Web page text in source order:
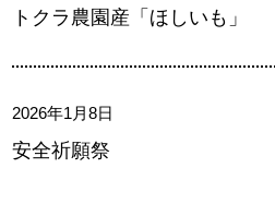
トクラ農園産「ほしいも」
2026年1月8日
安全祈願祭